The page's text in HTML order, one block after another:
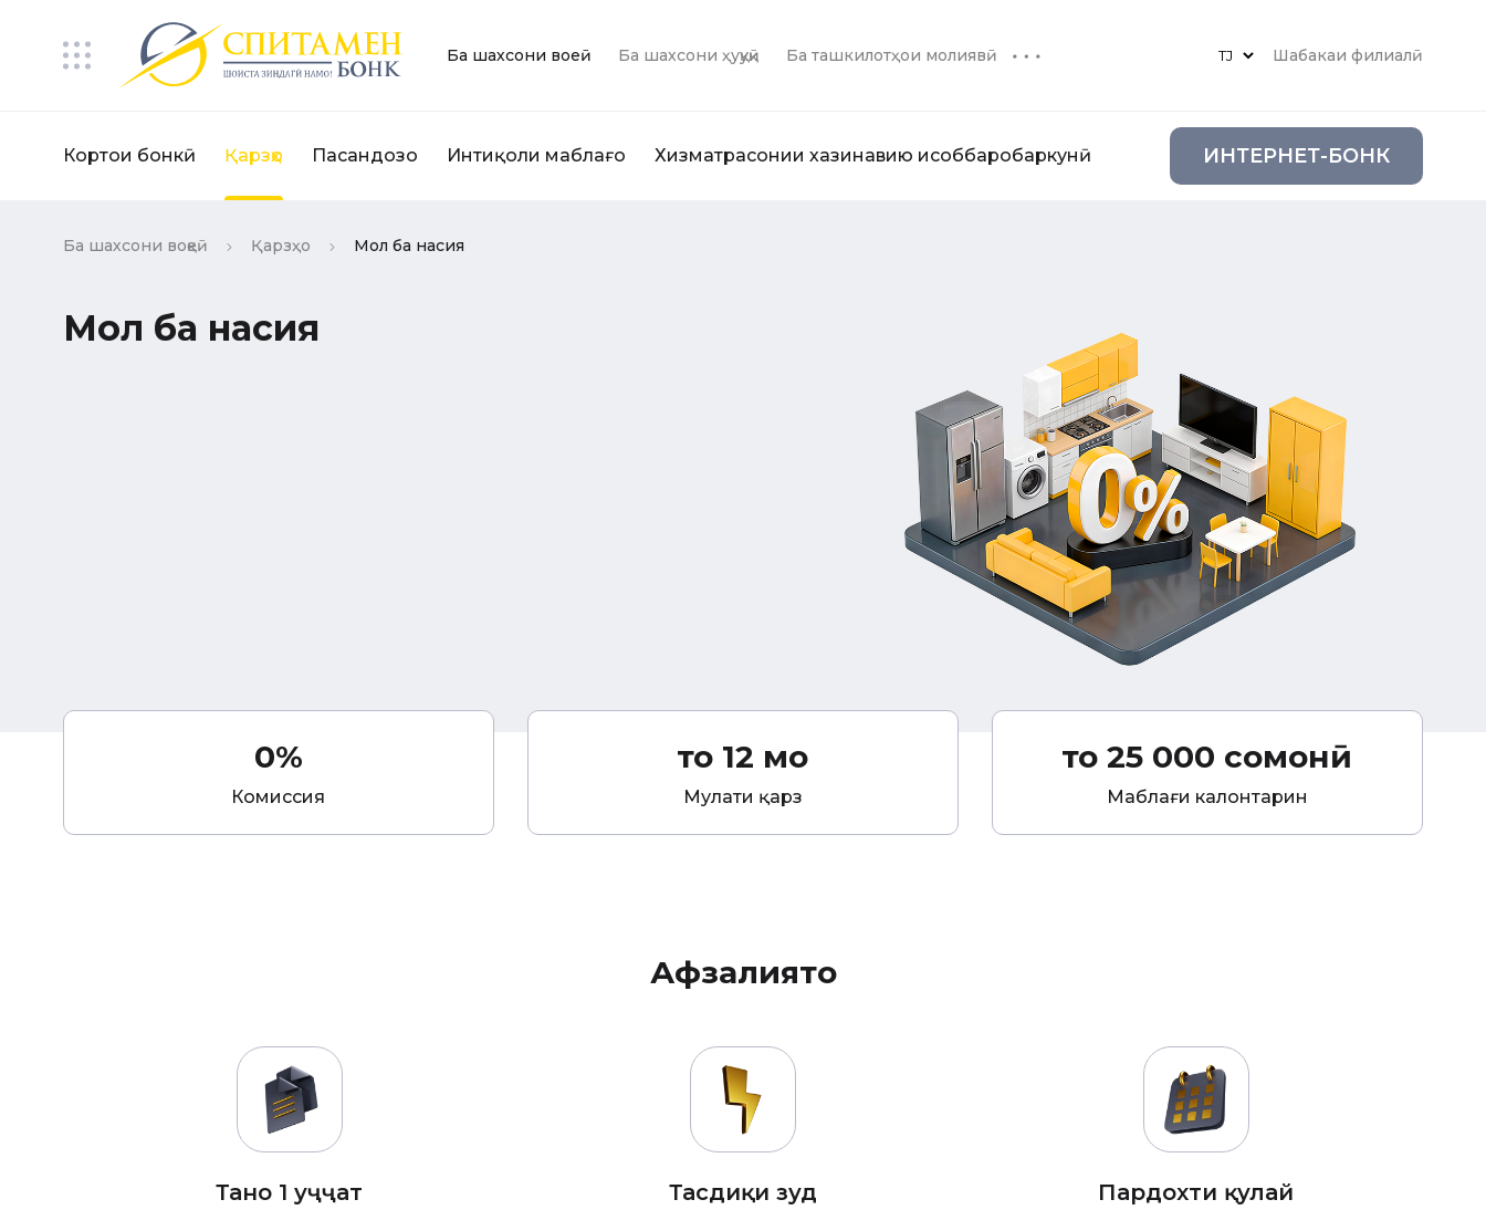
Ба шахсони воқеӣ Ба шахсони ҳуқуқӣ Ба ташкилотҳои молиявӣ Шабакаи филиалӣ
Кортҳои бонкӣ Қарзҳо Пасандозҳо Интиқоли маблағҳо Хизматрасонии хазинавию ҳисоббаробаркунӣ ИНТЕРНЕТ-БОНК
Ба шахсони воқеӣ Қарзҳо Мол ба насия
Мол ба насия
0%
Комиссия
то 12 моҳ
Муҳлати қарз
то 25 000 сомонӣ
Маблағи калонтарин
Афзалиятҳо
Танҳо 1 ҳуҷҷат Тасдиқи зуд Пардохти қулай